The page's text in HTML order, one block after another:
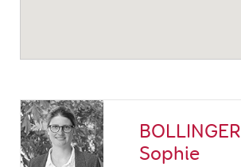
BOLLINGER
Sophie